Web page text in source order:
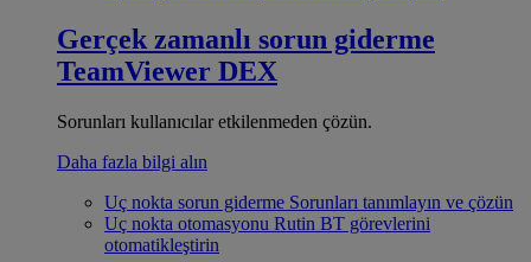
Gerçek zamanlı sorun giderme
TeamViewer DEX
Sorunları kullanıcılar etkilenmeden çözün.
Daha fazla bilgi alın
Uç nokta sorun giderme Sorunları tanımlayın ve çözün
Uç nokta otomasyonu Rutin BT görevlerini
otomatikleştirin